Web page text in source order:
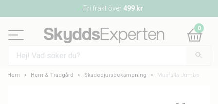
Fri frakt över 499 kr
0
Hem Hem & Trädgård Skadedjursbekämpning Musfälla Jumbo